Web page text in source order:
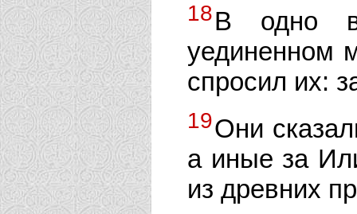
18В одно
уединенном
спросил их:
19Они
а иные за
из древних